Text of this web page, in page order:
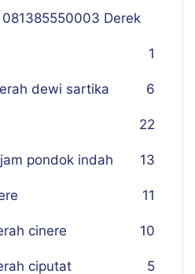
Derek
1
dewi sartika 6
22
pondok indah 13
11
cinere 10
ciputat 5